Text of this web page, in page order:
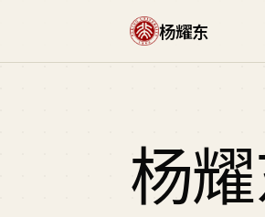
杨耀东
杨